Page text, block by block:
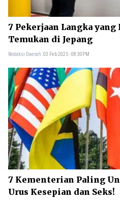
7 Pekerjaan Langka yang
Temukan di Jepang
Redaksi Daerah 03 Feb 2025 - 08:30PM
7 Kementerian Paling
Urus Kesepian dan Seks!